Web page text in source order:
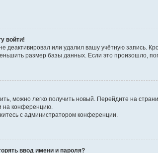
войти!
деактивировал или удалил вашу учётную запись.
размер базы данных. Если это произошло,
можно легко получить новый. Перейдите на
на конференцию.
с администратором конференции.
ввод имени и пароля?